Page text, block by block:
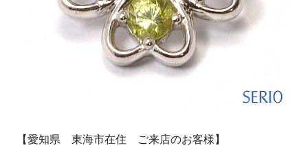
【愛知県 東海市在住 ご来店のお客様】